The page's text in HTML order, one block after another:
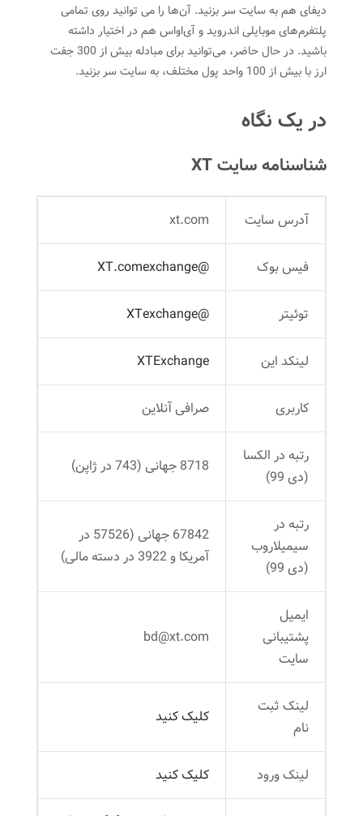
دیفای هم به سایت سر بزنید. آن‌ها را می توانید روی تمامی
پلتفرم‌های موبایلی اندروید و آی‌او‌اس هم در اختیار داشته
باشید. در حال حاضر، می‌توانید برای مبادله بیش از 300 جفت
ارز با بیش از 100 واحد پول مختلف، به سایت سر بزنید.
در یک نگاه
شناسنامه سایت XT
آدرس سایت xt.com
فیس بوک @XT.comexchange
توئیتر @XTexchange
لینکد این XTExchange
کاربری صرافی آنلاین
رتبه در الکسا
(دی 99)
8718 جهانی (743 در ژاپن)
رتبه در
سیمیلاروب
(دی 99)
67842 جهانی (57526 در
آمریکا و 3922 در دسته مالی)
ایمیل
پشتیبانی
سایت
bd@xt.com
لینک ثبت
‌نام
کلیک کنید
لینک ورود کلیک کنید